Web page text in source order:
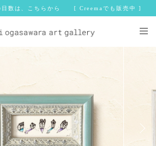
日数は、こちらから [ Creemaでも販売中 ]